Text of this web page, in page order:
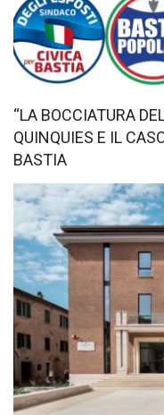
“LA BOCCIATURA
QUINQUIES E IL
BASTIA